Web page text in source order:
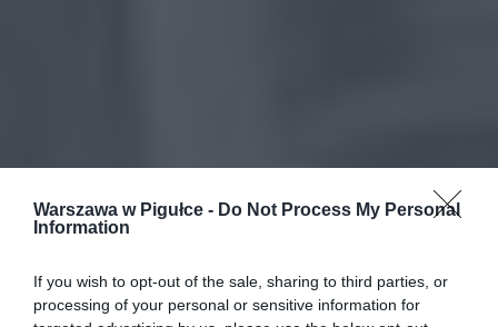
Warszawa w Pigułce - Do Not Process My Personal
Information
If you wish to opt-out of the sale, sharing to third parties, or
processing of your personal or sensitive information for